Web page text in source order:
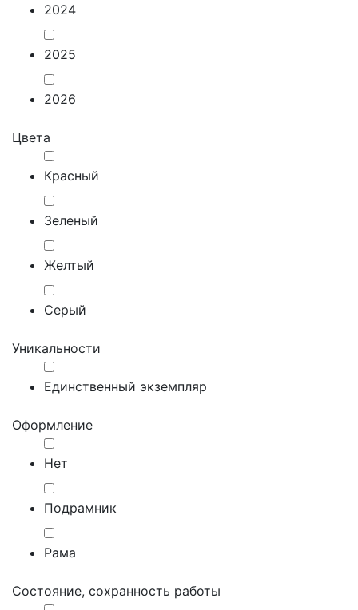
2024
2025
2026
Цвета
Красный
Зеленый
Желтый
Серый
Уникальности
Единственный экземпляр
Оформление
Нет
Подрамник
Рама
Состояние, сохранность работы